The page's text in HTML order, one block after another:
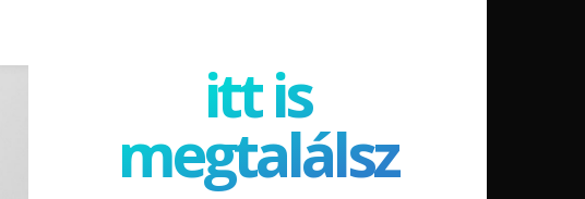
itt is
megtalálsz